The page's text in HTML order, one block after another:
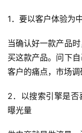
1．要以客户体验为
当确认好一款产品
买这款产品。问下
客户的痛点，市场调
2．以搜索引擎是
曝光量